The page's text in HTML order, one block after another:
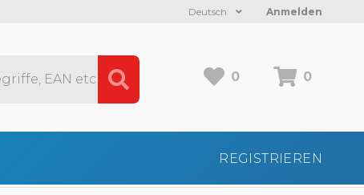
Anmelden
Deutsch
0 0
REGISTRIEREN